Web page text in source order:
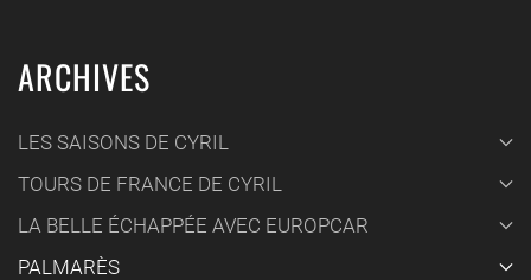
ARCHIVES
LES SAISONS DE CYRIL
TOURS DE FRANCE DE CYRIL
LA BELLE ÉCHAPPÉE AVEC EUROPCAR
PALMARÈS